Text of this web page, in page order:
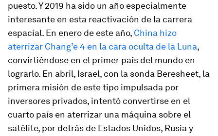
puesto. Y 2019 ha sido un año especialmente
interesante en esta reactivación de la carrera
espacial. En enero de este año, China hizo
aterrizar Chang’e4 en la cara oculta de la Luna,
convirtiéndose en el primer país del mundo en
lograrlo. En abril, Israel, con la sonda Beresheet, la
primera misión de este tipo impulsada por
inversores privados, intentó convertirse en el
cuarto país en aterrizar una máquina sobre el
satélite, por detrás de Estados Unidos, Rusia y